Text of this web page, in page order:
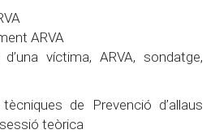
ARVA
víctima, ARVA, sondatge,
de Prevenció d’allaus
teòrica